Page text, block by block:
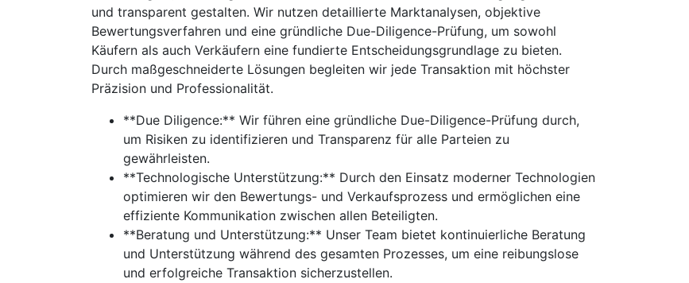
und transparent gestalten. Wir nutzen detaillierte Marktanalysen, objektive
Bewertungsverfahren und eine gründliche Due-Diligence-Prüfung, um sowohl
Käufern als auch Verkäufern eine fundierte Entscheidungsgrundlage zu bieten.
Durch maßgeschneiderte Lösungen begleiten wir jede Transaktion mit höchster
Präzision und Professionalität.
**Due Diligence:** Wir führen eine gründliche Due-Diligence-Prüfung durch,
um Risiken zu identifizieren und Transparenz für alle Parteien zu
gewährleisten.
**Technologische Unterstützung:** Durch den Einsatz moderner Technologien
optimieren wir den Bewertungs- und Verkaufsprozess und ermöglichen eine
effiziente Kommunikation zwischen allen Beteiligten.
**Beratung und Unterstützung:** Unser Team bietet kontinuierliche Beratung
und Unterstützung während des gesamten Prozesses, um eine reibungslose
und erfolgreiche Transaktion sicherzustellen.